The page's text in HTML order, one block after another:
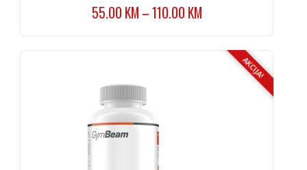
55.00 KM –110.00 KM
AKCIJA!